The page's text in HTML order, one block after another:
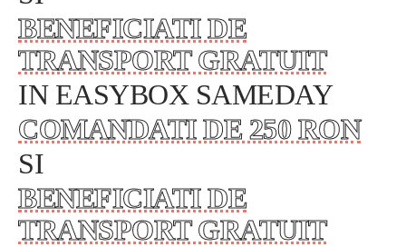
BENEFICIATI DE
TRANSPORT GRATUIT
IN EASYBOX SAMEDAY
COMANDATI DE 250 RON
SI
BENEFICIATI DE
TRANSPORT GRATUIT